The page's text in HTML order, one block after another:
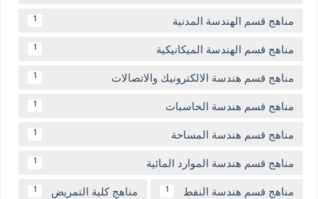
مناهج قسم الهندسة المدنية 1
مناهج قسم الهندسة الميكانيكية 1
مناهج قسم هندسة الالكترونيك والاتصالات 1
مناهج قسم هندسة الحاسبات 1
مناهج قسم هندسة المساحة 1
مناهج قسم هندسة الموارد المائية 1
مناهج قسم هندسة النفط 1 مناهج كلية التمريض 1